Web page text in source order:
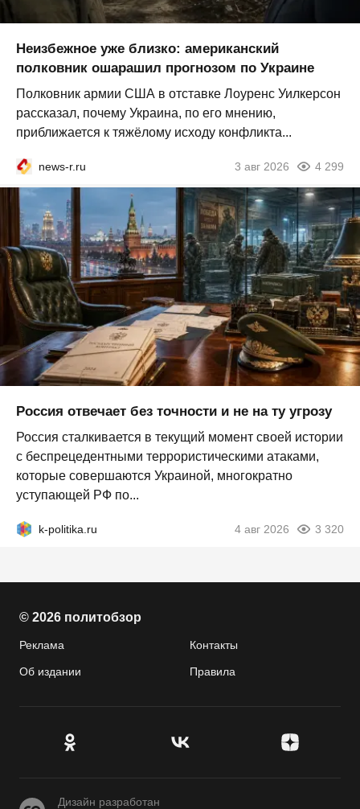
Неизбежное уже близко: американский
полковник ошарашил прогнозом по Украине
Полковник армии США в отставке Лоуренс Уилкерсон
рассказал, почему Украина, по его мнению,
приближается к тяжёлому исходу конфликта...
news-r.ru 3 авг 2026 4 299
Россия отвечает без точности и не на ту угрозу
Россия сталкивается в текущий момент своей истории
с беспрецедентными террористическими атаками,
которые совершаются Украиной, многократно
уступающей РФ по...
k-politika.ru 4 авг 2026 3 320
© 2026 политобзор
Реклама Контакты
Об издании Правила